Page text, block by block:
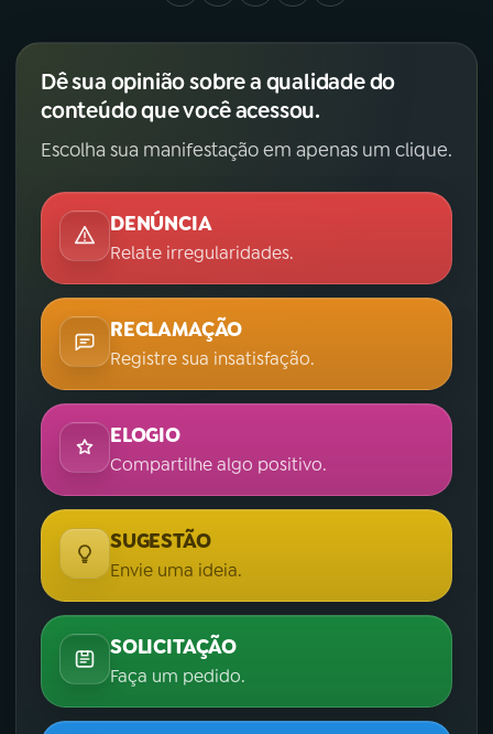
Dê sua opinião sobre a qualidade do
conteúdo que você acessou.
Escolha sua manifestação em apenas um clique.
DENÚNCIA
Relate irregularidades.
RECLAMAÇÃO
Registre sua insatisfação.
ELOGIO
Compartilhe algo positivo.
SUGESTÃO
Envie uma ideia.
SOLICITAÇÃO
Faça um pedido.